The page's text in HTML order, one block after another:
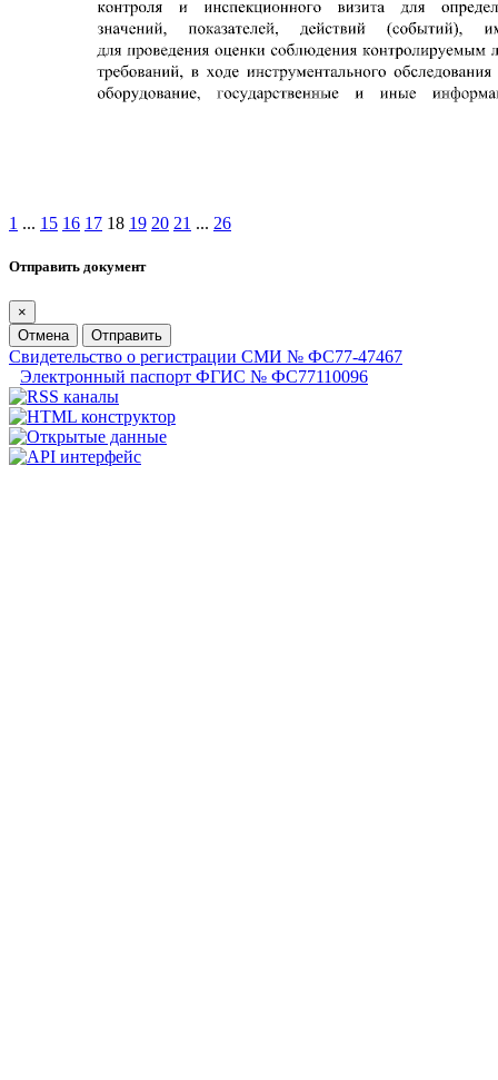
1 ... 15 16 17 18 19 20 21 ... 26
Отправить документ
×
Отмена
Отправить
Свидетельство о регистрации СМИ № ФС77-47467
Электронный паспорт ФГИС № ФС77110096